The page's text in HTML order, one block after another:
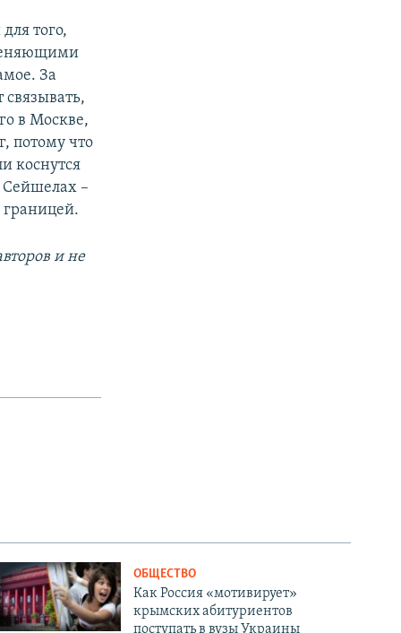
того,
За
в Москве,
потому что
коснутся
Сейшелах –
границей.
и не
ОБЩЕСТВО
Как Россия «мотивирует»
крымских абитуриентов
поступать в вузы Украины